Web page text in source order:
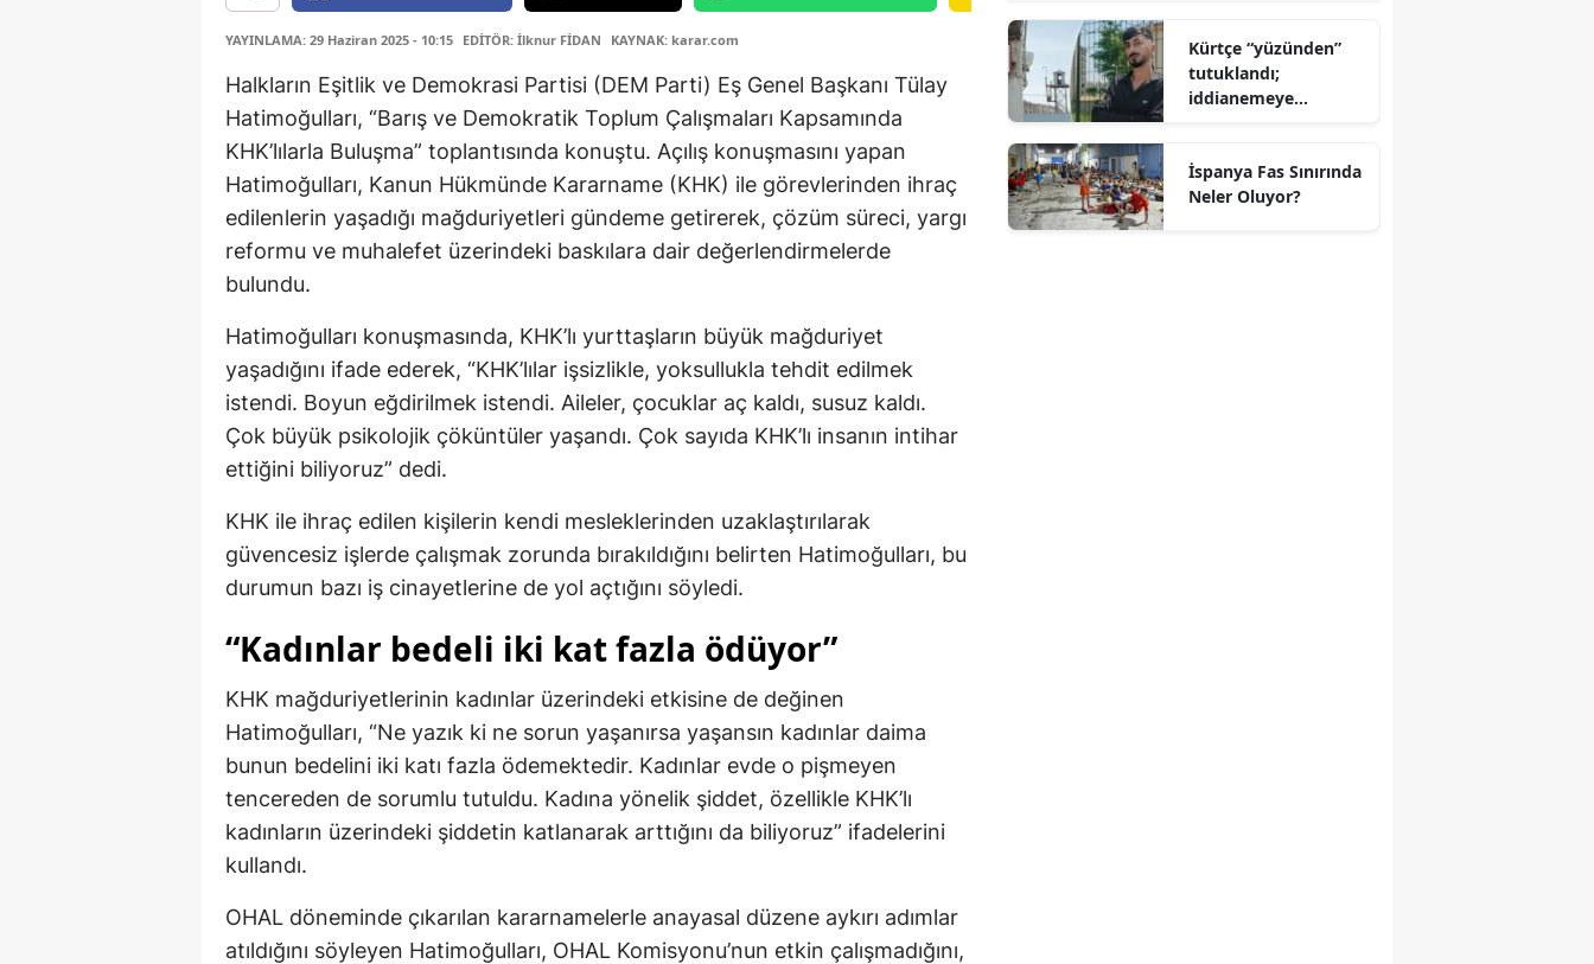
YAYINLAMA: 29 Haziran 2025 - 10:15 EDİTÖR: İlknur FİDAN KAYNAK: karar.com
Halkların Eşitlik ve Demokrasi Partisi (DEM Parti) Eş Genel Başkanı Tülay
Hatimoğulları, “Barış ve Demokratik Toplum Çalışmaları Kapsamında
KHK’lılarla Buluşma” toplantısında konuştu. Açılış konuşmasını yapan
Hatimoğulları, Kanun Hükmünde Kararname (KHK) ile görevlerinden ihraç
edilenlerin yaşadığı mağduriyetleri gündeme getirerek, çözüm süreci, yargı
reformu ve muhalefet üzerindeki baskılara dair değerlendirmelerde
bulundu.
Hatimoğulları konuşmasında, KHK’lı yurttaşların büyük mağduriyet
yaşadığını ifade ederek, “KHK’lılar işsizlikle, yoksullukla tehdit edilmek
istendi. Boyun eğdirilmek istendi. Aileler, çocuklar aç kaldı, susuz kaldı.
Çok büyük psikolojik çöküntüler yaşandı. Çok sayıda KHK’lı insanın intihar
ettiğini biliyoruz” dedi.
KHK ile ihraç edilen kişilerin kendi mesleklerinden uzaklaştırılarak
güvencesiz işlerde çalışmak zorunda bırakıldığını belirten Hatimoğulları, bu
durumun bazı iş cinayetlerine de yol açtığını söyledi.
“Kadınlar bedeli iki kat fazla ödüyor”
KHK mağduriyetlerinin kadınlar üzerindeki etkisine de değinen
Hatimoğulları, “Ne yazık ki ne sorun yaşanırsa yaşansın kadınlar daima
bunun bedelini iki katı fazla ödemektedir. Kadınlar evde o pişmeyen
tencereden de sorumlu tutuldu. Kadına yönelik şiddet, özellikle KHK’lı
kadınların üzerindeki şiddetin katlanarak arttığını da biliyoruz” ifadelerini
kullandı.
OHAL döneminde çıkarılan kararnamelerle anayasal düzene aykırı adımlar
atıldığını söyleyen Hatimoğulları, OHAL Komisyonu’nun etkin çalışmadığını,
Kürtçe “yüzünden”
tutuklandı;
iddianemeye
İspanya Fas Sınırında
Neler Oluyor?